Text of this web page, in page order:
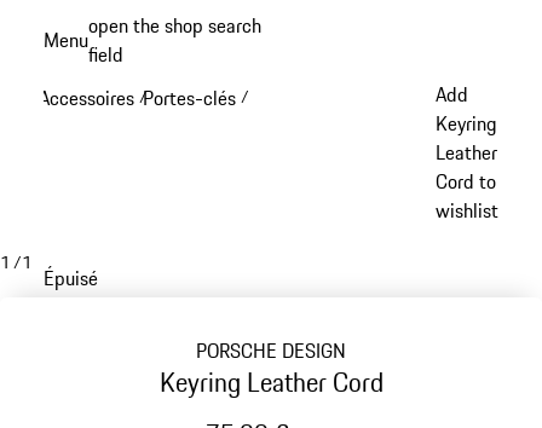
principal
Menuopen the shop search
field
Accessoires /Portes-clés /
Add
Keyring
Leather
Cord to
wishlist
1 /1
Épuisé
PORSCHE DESIGN
Keyring Leather Cord